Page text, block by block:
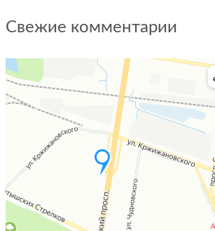
Свежие комментарии